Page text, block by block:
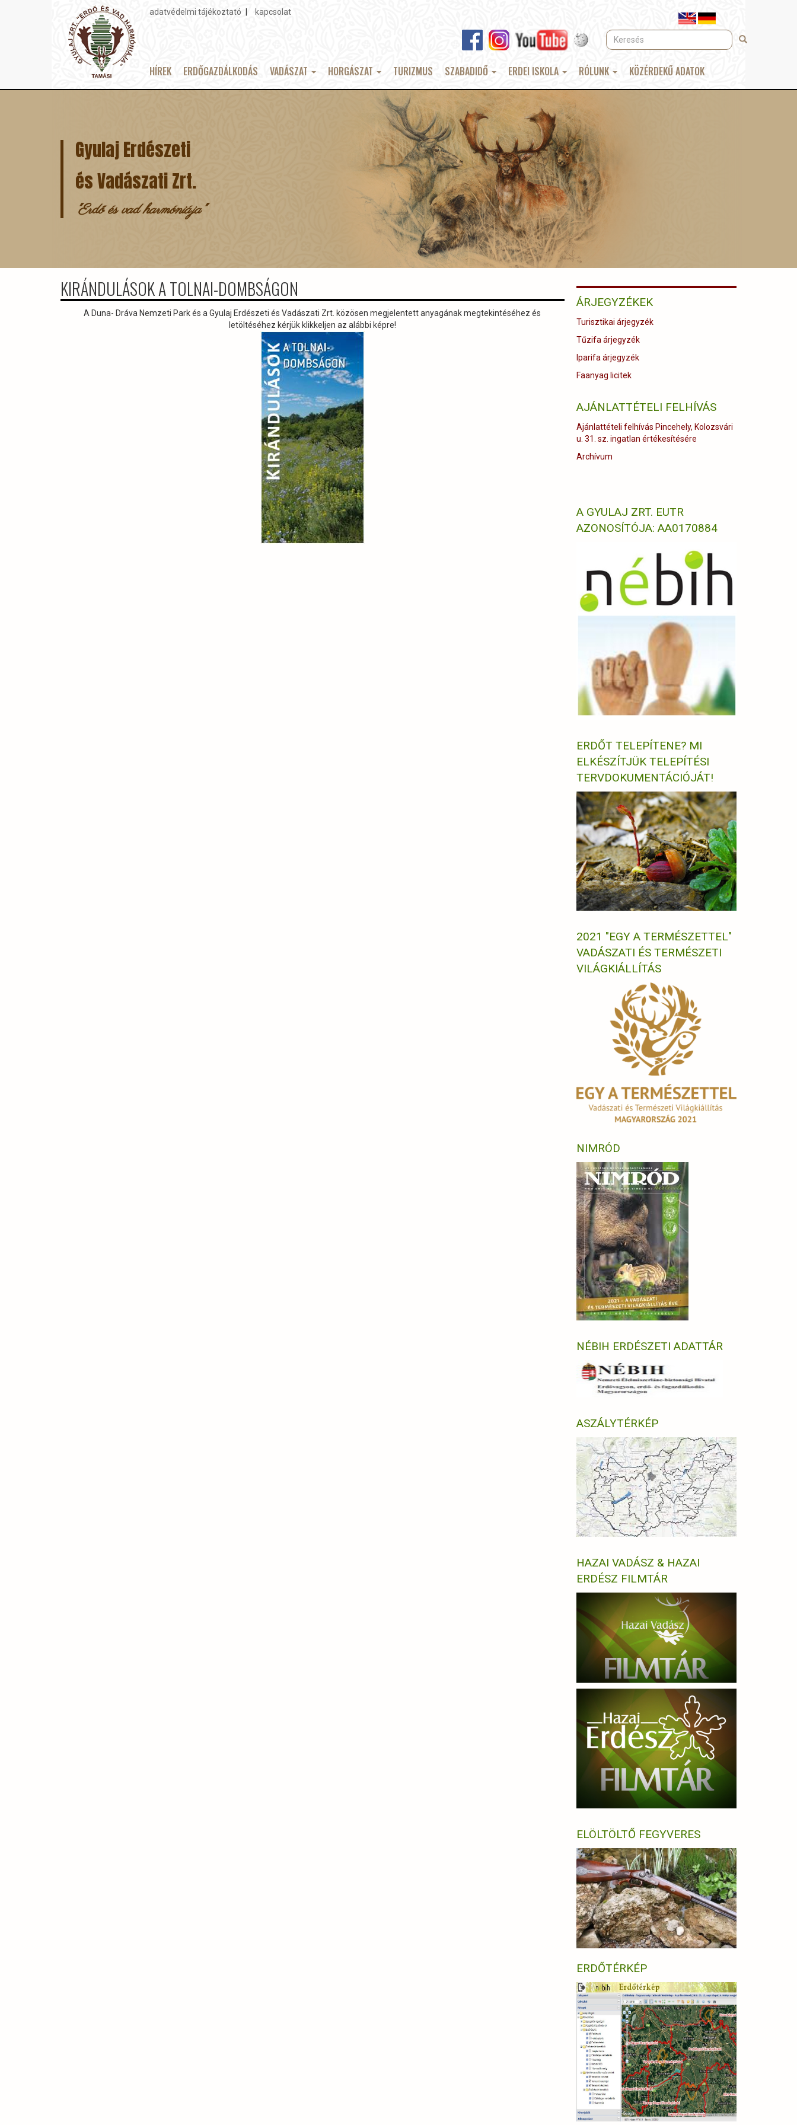
Topmenu
adatvédelmi tájékoztató kapcsolat
Keresés Keresés
Main
HÍREK ERDŐGAZDÁLKODÁS VADÁSZAT HORGÁSZAT TURIZMUS SZABADIDŐ ERDEI ISKOLA RÓLUNK KÖZÉRDEKŰ ADATOK
Gyulaj Erdészeti
és Vadászati Zrt.
"Erdő és vad harmóniája"
KIRÁNDULÁSOK A TOLNAI-DOMBSÁGON
A Duna- Dráva Nemzeti Park és a Gyulaj Erdészeti és Vadászati Zrt. közösen megjelentett anyagának megtekintéséhez és
letöltéséhez kérjük klikkeljen az alábbi képre!
ÁRJEGYZÉKEK
Turisztikai árjegyzék
Tűzifa árjegyzék
Iparifa árjegyzék
Faanyag licitek
AJÁNLATTÉTELI FELHÍVÁS
Ajánlattételi felhívás Pincehely, Kolozsvári
u. 31. sz. ingatlan értékesítésére
Archívum
A GYULAJ ZRT. EUTR
AZONOSÍTÓJA: AA0170884
ERDŐT TELEPÍTENE? MI
ELKÉSZÍTJÜK TELEPÍTÉSI
TERVDOKUMENTÁCIÓJÁT!
2021 "EGY A TERMÉSZETTEL"
VADÁSZATI ÉS TERMÉSZETI
VILÁGKIÁLLÍTÁS
NIMRÓD
NÉBIH ERDÉSZETI ADATTÁR
ASZÁLYTÉRKÉP
HAZAI VADÁSZ & HAZAI
ERDÉSZ FILMTÁR
ELÖLTÖLTŐ FEGYVERES
ERDŐTÉRKÉP